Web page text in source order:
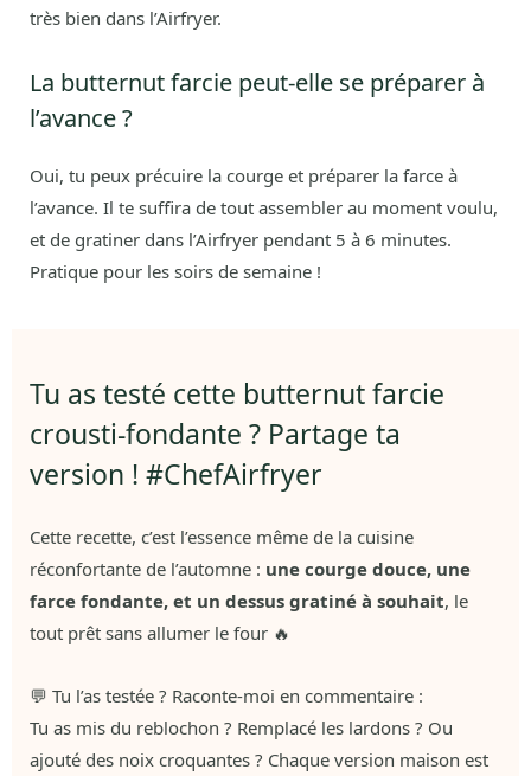
très bien dans l’Airfryer.
La butternut farcie peut-elle se préparer à
l’avance ?
Oui, tu peux précuire la courge et préparer la farce à
l’avance. Il te suffira de tout assembler au moment voulu,
et de gratiner dans l’Airfryer pendant 5 à 6 minutes.
Pratique pour les soirs de semaine !
Tu as testé cette butternut farcie
crousti-fondante ? Partage ta
version ! #ChefAirfryer
Cette recette, c’est l’essence même de la cuisine
réconfortante de l’automne : une courge douce, une
farce fondante, et un dessus gratiné à souhait, le
tout prêt sans allumer le four 🔥
💬 Tu l’as testée ? Raconte-moi en commentaire :
Tu as mis du reblochon ? Remplacé les lardons ? Ou
ajouté des noix croquantes ? Chaque version maison est